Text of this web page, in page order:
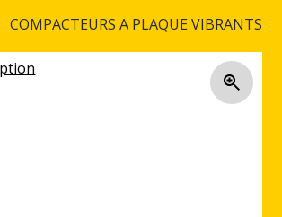
au contenu
COMPACTEURS A PLAQUE VIBRANTS